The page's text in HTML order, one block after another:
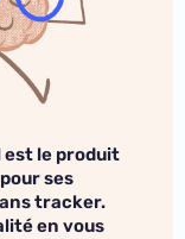
est le produit
ses
tracker.
en vous